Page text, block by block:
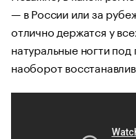
— в России или за
отлично держатся у
натуральные ногти
наоборот